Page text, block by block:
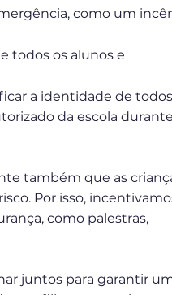
como um
todos os alunos e
a identidade de
da escola
também que as
Por isso,
como palestras,
juntos para garantir